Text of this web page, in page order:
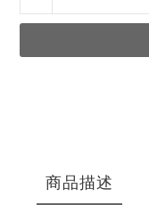
商品描述